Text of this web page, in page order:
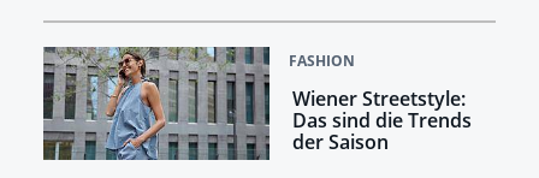
FASHION
Wiener Streetstyle:
Das sind die Trends
der Saison